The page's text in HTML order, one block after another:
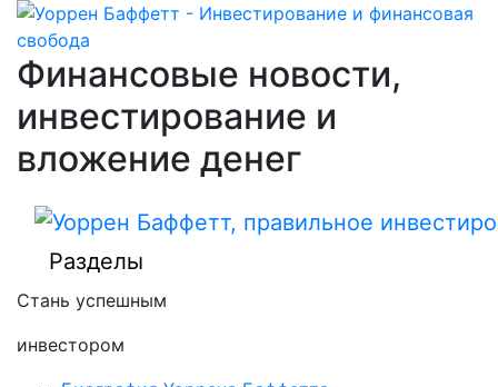
Финансовые новости,
инвестирование и
вложение денег
Разделы
Стань успешным
инвестором